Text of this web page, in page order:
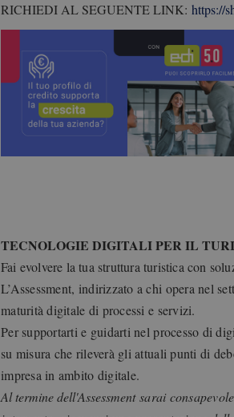
RICHIEDI AL SEGUENTE LINK: https://
TECNOLOGIE DIGITALI PER IL
Fai evolvere la tua struttura turistica con
L’Assessment, indirizzato a chi opera nel
maturità digitale di processi e servizi.
Per supportarti e guidarti nel processo di
su misura che rileverà gli attuali punti di
impresa in ambito digitale.
Al termine dell'Assessmentsarai